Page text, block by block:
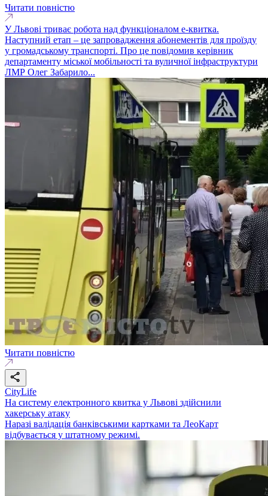
Читати повністю
У Львові триває робота над функціоналом е-квитка.
Наступний етап – це запровадження абонементів для проїзду
у громадському транспорті. Про це повідомив керівник
департаменту міської мобільності та вуличної інфраструктури
ЛМР Олег Забарило...
Читати повністю
CityLife
На систему електронного квитка у Львові здійснили
хакерську атаку
Наразі валідація банківськими картками та ЛеоКарт
відбувається у штатному режимі.